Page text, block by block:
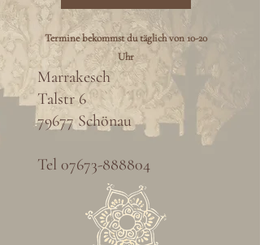
Termine bekommst du täglich von 10-20
Uhr
Marrakesch
Talstr 6
79677 Schönau
Tel 07673-888804